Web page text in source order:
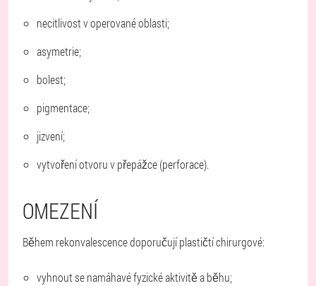
necitlivost v operované oblasti;
asymetrie;
bolest;
pigmentace;
jizvení;
vytvoření otvoru v přepážce (perforace).
OMEZENÍ
Během rekonvalescence doporučují plastičtí chirurgové:
vyhnout se namáhavé fyzické aktivitě a běhu;